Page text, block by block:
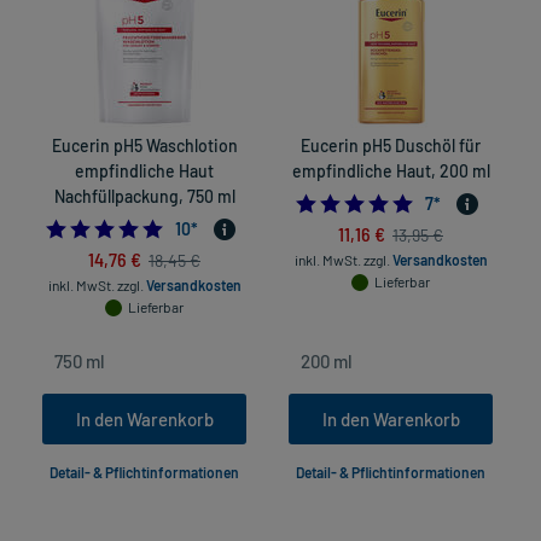
Eucerin pH5 Waschlotion
empfindliche Haut
Nachfüllpackung, 750 ml
4.9
10*
14,76 € 18,45 €
inkl. MwSt. zzgl. Versandkosten
Lieferbar
In den Warenkorb
Detail- & Pflichtinformationen
Eucerin pH5 Duschöl für
empfindliche Haut, 200 ml
5.0
7*
11,16 € 13,95 €
inkl. MwSt. zzgl. Versandkosten
Lieferbar
In den Warenkorb
Detail- & Pflichtinformationen